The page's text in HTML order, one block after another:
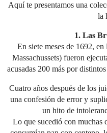
Aquí te presentamos una
la
1. Las
En siete meses de 1692,
Massachussets) fueron
acusadas 200 más por
Cuatro años después de los
una confesión de error y
un hito de
Lo que sucedió con muchas